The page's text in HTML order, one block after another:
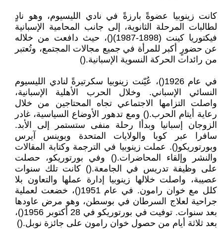
كانت زينوبيا عضوةً بارزةً في نادي الليسيوم، وهو نادٍ
لطالبات المرحلة الثانوية، إلى جانب المحامية الإسبانية
فيكتوريا كينت (1898-1987)()، حيث دافعت من خلاله
عن حضورٍ أكبر للمرأة في جميع مجالات المجتمع، وتُعتبر
من رائدات الحركة النسوية الإسبانية.()
في عام 1926()، عُيّنت زينوبيا سكرتيرةً لنادي الليسيوم
النسائي الإسباني. وخلال الحرب الأهلية الإسبانية،
واصلت التزامها الاجتماعي تجاه المحتاجين من خلال
رعاية أيتام الحرب.() ومع تدهور الأوضاع السياسية، غادر
الزوجان إسبانيا وبدأا رحلة منفى ستستمر إلى الأبد.
سافرا عبر كوبا والولايات المتحدة وبوينس آيرس
وبورتوريكو(). عملت زينوبيا في الترجمة وكتابة المقالات
والنشر وإلقاء المحاضرات.() وفي بورتوريكو، حصلت
على وظيفة تدريس في الجامعة.() كانت تلك سنوات
عصيبة، واصلت خلالها زينوبيا إدارة عملها والتعاون بلا
كلل مع خوان رامون. في عام 1951()، خضعت لعملية
جراحية لعلاج السرطان في بوسطن، وهو مرض عاودها
بعد سنوات. توفيت في بورتوريكو في 28 أكتوبر 1956()،
بعد ثلاثة أيام من حصول خوان رامون على جائزة نوبل.()